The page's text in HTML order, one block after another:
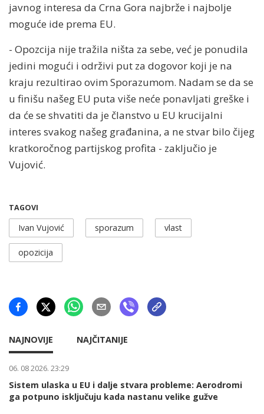
javnog interesa da Crna Gora najbrže i najbolje
moguće ide prema EU.
- Opozcija nije tražila ništa za sebe, već je ponudila
jedini mogući i održivi put za dogovor koji je na
kraju rezultirao ovim Sporazumom. Nadam se da se
u finišu našeg EU puta više neće ponavljati greške i
da će se shvatiti da je članstvo u EU krucijalni
interes svakog našeg građanina, a ne stvar bilo čijeg
kratkoročnog partijskog profita - zaključio je
Vujović.
TAGOVI
Ivan Vujović sporazum vlast
opozicija
NAJNOVIJE NAJČITANIJE
06. 08 2026. 23:29
Sistem ulaska u EU i dalje stvara probleme: Aerodromi
ga potpuno isključuju kada nastanu velike gužve